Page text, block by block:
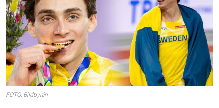
FOTO: Bildbyrån